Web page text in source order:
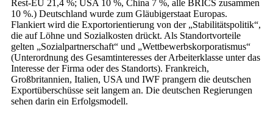
Rest-EU 21,4 %; USA 10 %, China 7 %, alle BRICS zusammen
10 %.) Deutschland wurde zum Gläubigerstaat Europas.
Flankiert wird die Exportorientierung von der „Stabilitätspolitik“,
die auf Löhne und Sozialkosten drückt. Als Standortvorteile
gelten „Sozialpartnerschaft“ und „Wettbewerbskorporatismus“
(Unterordnung des Gesamtinteresses der Arbeiterklasse unter das
Interesse der Firma oder des Standorts). Frankreich,
Großbritannien, Italien, USA und IWF prangern die deutschen
Exportüberschüsse seit langem an. Die deutschen Regierungen
sehen darin ein Erfolgsmodell.